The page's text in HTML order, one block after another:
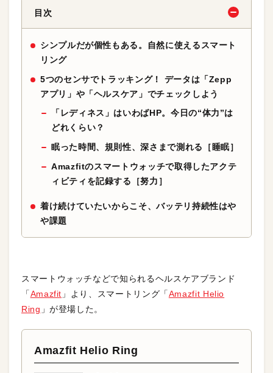
目次
シンプルだが個性もある。自然に使えるスマート
リング
5つのセンサでトラッキング！ データは「Zepp
アプリ」や「ヘルスケア」でチェックしよう
「レディネス」はいわばHP。今日の“体力”は
どれくらい？
眠った時間、規則性、深さまで測れる［睡眠］
Amazfitのスマートウォッチで取得したアクテ
ィビティを記録する［努力］
着け続けていたいからこそ、バッテリ持続性はや
や課題
スマートウォッチなどで知られるヘルスケアブランド
「Amazfit 」より、スマートリング「Amazfit Helio
Ring 」が登場した。
Amazfit Helio Ring